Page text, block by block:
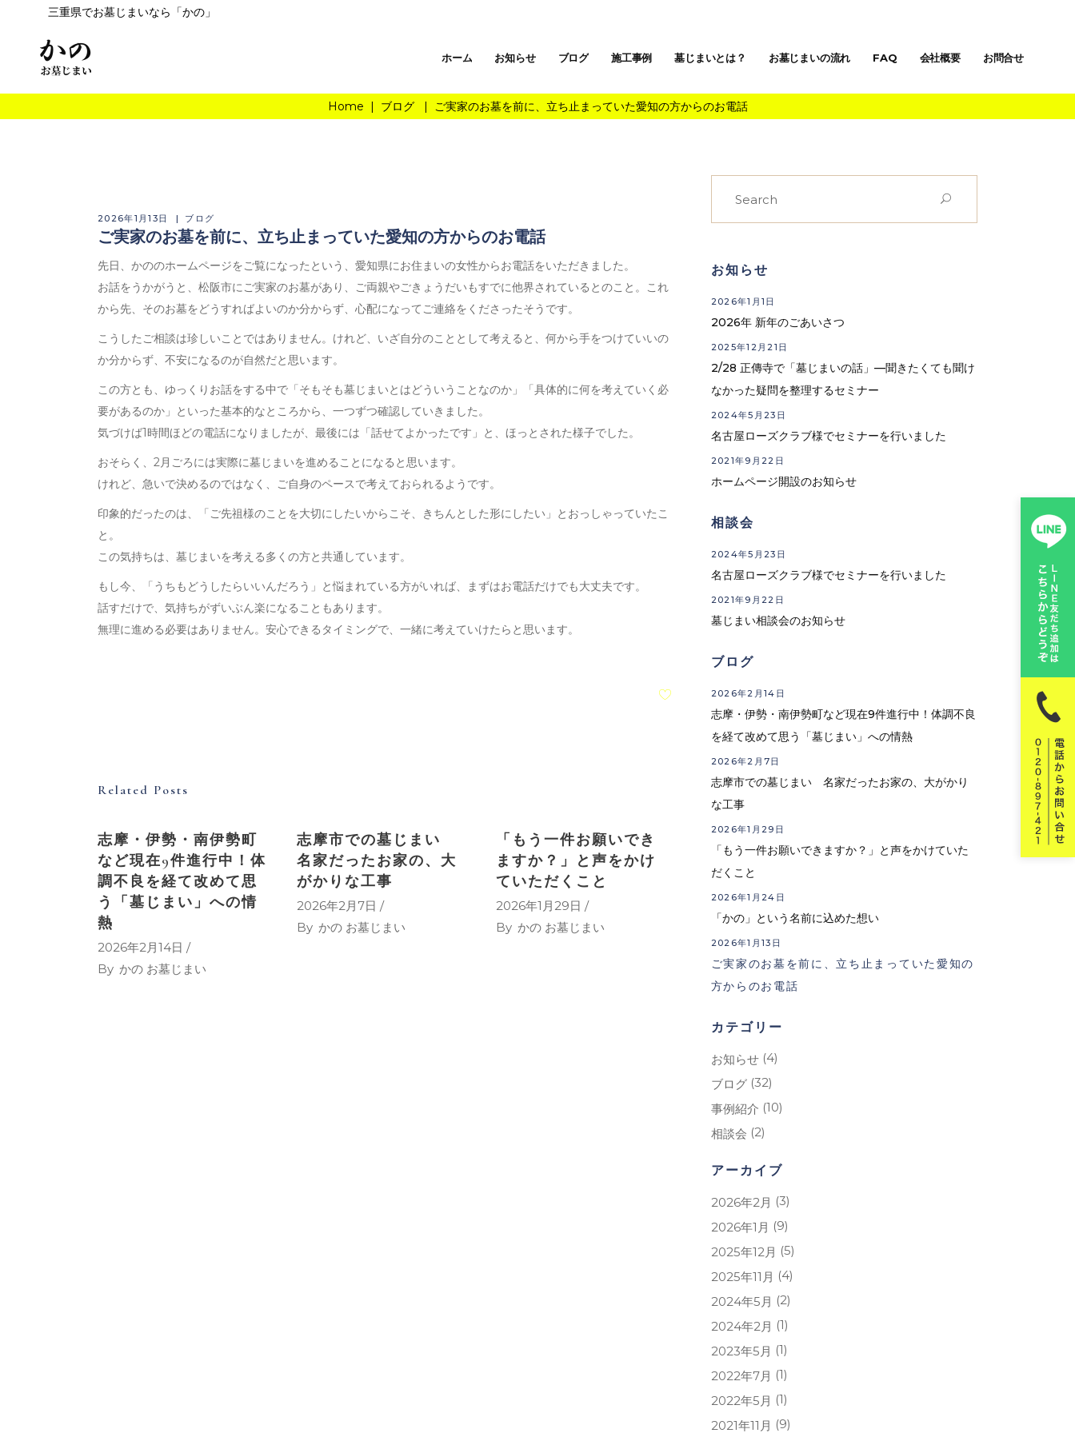
三重県でお墓じまいなら「かの」
ホーム お知らせ ブログ 施工事例 墓じまいとは？ お墓じまいの流れ FAQ 会社概要 お問合せ
Home | ブログ | ご実家のお墓を前に、立ち止まっていた愛知の方からのお電話
2026年1月13日 ブログ
ご実家のお墓を前に、立ち止まっていた愛知の方からのお電話
先日、かののホームページをご覧になったという、愛知県にお住まいの女性からお電話をいただきました。
お話をうかがうと、松阪市にご実家のお墓があり、ご両親やごきょうだいもすでに他界されているとのこと。これ
から先、そのお墓をどうすればよいのか分からず、心配になってご連絡をくださったそうです。
こうしたご相談は珍しいことではありません。けれど、いざ自分のこととして考えると、何から手をつけていいの
か分からず、不安になるのが自然だと思います。
この方とも、ゆっくりお話をする中で「そもそも墓じまいとはどういうことなのか」「具体的に何を考えていく必
要があるのか」といった基本的なところから、一つずつ確認していきました。
気づけば1時間ほどの電話になりましたが、最後には「話せてよかったです」と、ほっとされた様子でした。
おそらく、2月ごろには実際に墓じまいを進めることになると思います。
けれど、急いで決めるのではなく、ご自身のペースで考えておられるようです。
印象的だったのは、「ご先祖様のことを大切にしたいからこそ、きちんとした形にしたい」とおっしゃっていたこ
と。
この気持ちは、墓じまいを考える多くの方と共通しています。
もし今、「うちもどうしたらいいんだろう」と悩まれている方がいれば、まずはお電話だけでも大丈夫です。
話すだけで、気持ちがずいぶん楽になることもあります。
無理に進める必要はありません。安心できるタイミングで、一緒に考えていけたらと思います。
Related Posts
志摩・伊勢・南伊勢町
など現在9件進行中！体
調不良を経て改めて思
う「墓じまい」への情
熱
2026年2月14日
By かの お墓じまい
志摩市での墓じまい
名家だったお家の、大
がかりな工事
2026年2月7日
By かの お墓じまい
「もう一件お願いでき
ますか？」と声をかけ
ていただくこと
2026年1月29日
By かの お墓じまい
お知らせ
2026年1月1日
2026年 新年のごあいさつ
2025年12月21日
2/28 正傳寺で「墓じまいの話」—聞きたくても聞け
なかった疑問を整理するセミナー
2024年5月23日
名古屋ローズクラブ様でセミナーを行いました
2021年9月22日
ホームページ開設のお知らせ
相談会
2024年5月23日
名古屋ローズクラブ様でセミナーを行いました
2021年9月22日
墓じまい相談会のお知らせ
ブログ
2026年2月14日
志摩・伊勢・南伊勢町など現在9件進行中！体調不良
を経て改めて思う「墓じまい」への情熱
2026年2月7日
志摩市での墓じまい 名家だったお家の、大がかり
な工事
2026年1月29日
「もう一件お願いできますか？」と声をかけていた
だくこと
2026年1月24日
「かの」という名前に込めた想い
2026年1月13日
ご実家のお墓を前に、立ち止まっていた愛知の
方からのお電話
カテゴリー
お知らせ(4)
ブログ(32)
事例紹介 (10)
相談会 (2)
アーカイブ
2026年2月 (3)
2026年1月 (9)
2025年12月 (5)
2025年11月 (4)
2024年5月 (2)
2024年2月 (1)
2023年5月 (1)
2022年7月 (1)
2022年5月 (1)
2021年11月 (9)